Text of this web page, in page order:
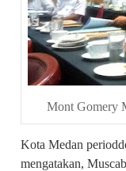
Mont Gomery
Kota Medan
mengatakan,